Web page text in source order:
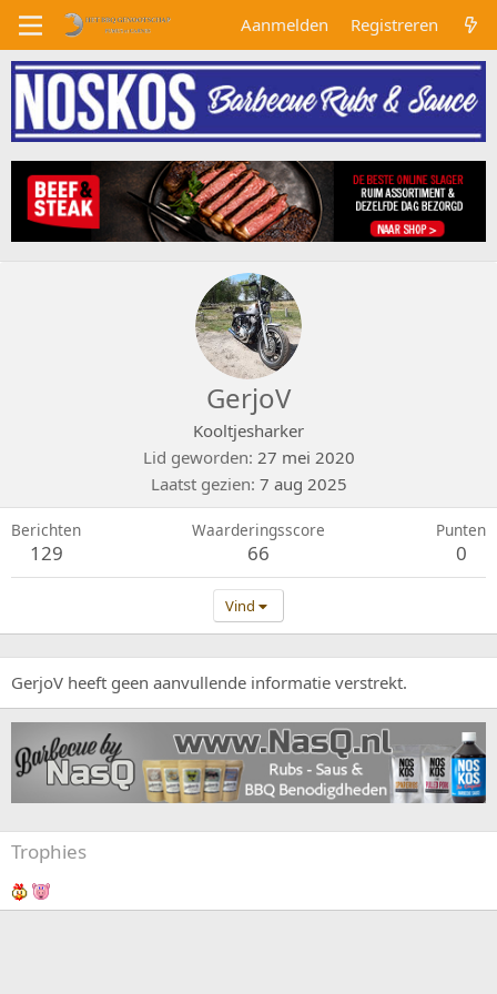
Aanmelden Registreren
GerjoV
Kooltjesharker
Lid geworden 27 mei 2020
Laatst gezien 7 aug 2025
Berichten
129
Waarderingsscore
66
Punten
0
Vind
GerjoV heeft geen aanvullende informatie verstrekt.
Trophies